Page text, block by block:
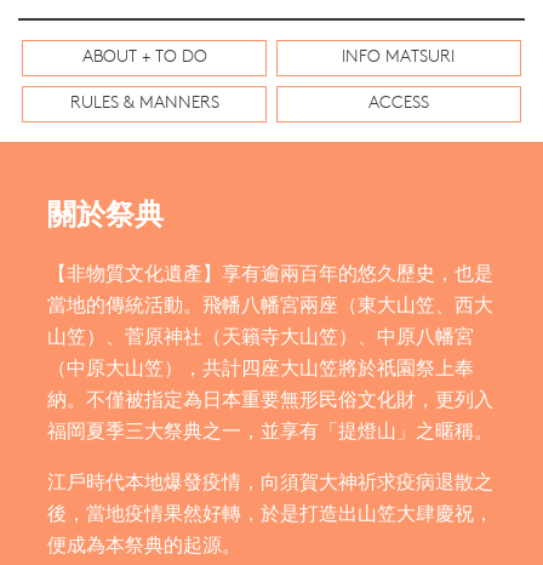
ABOUT + TO DO INFO MATSURI
RULES & MANNERS ACCESS
關於祭典
【非物質文化遺產】享有逾兩百年的悠久歷史，也是
當地的傳統活動。飛幡八幡宮兩座（東大山笠、西大
山笠）、菅原神社（天籟寺大山笠）、中原八幡宮
（中原大山笠），共計四座大山笠將於祇園祭上奉
納。不僅被指定為日本重要無形民俗文化財，更列入
福岡夏季三大祭典之一，並享有「提燈山」之暱稱。
江戶時代本地爆發疫情，向須賀大神祈求疫病退散之
後，當地疫情果然好轉，於是打造出山笠大肆慶祝，
便成為本祭典的起源。